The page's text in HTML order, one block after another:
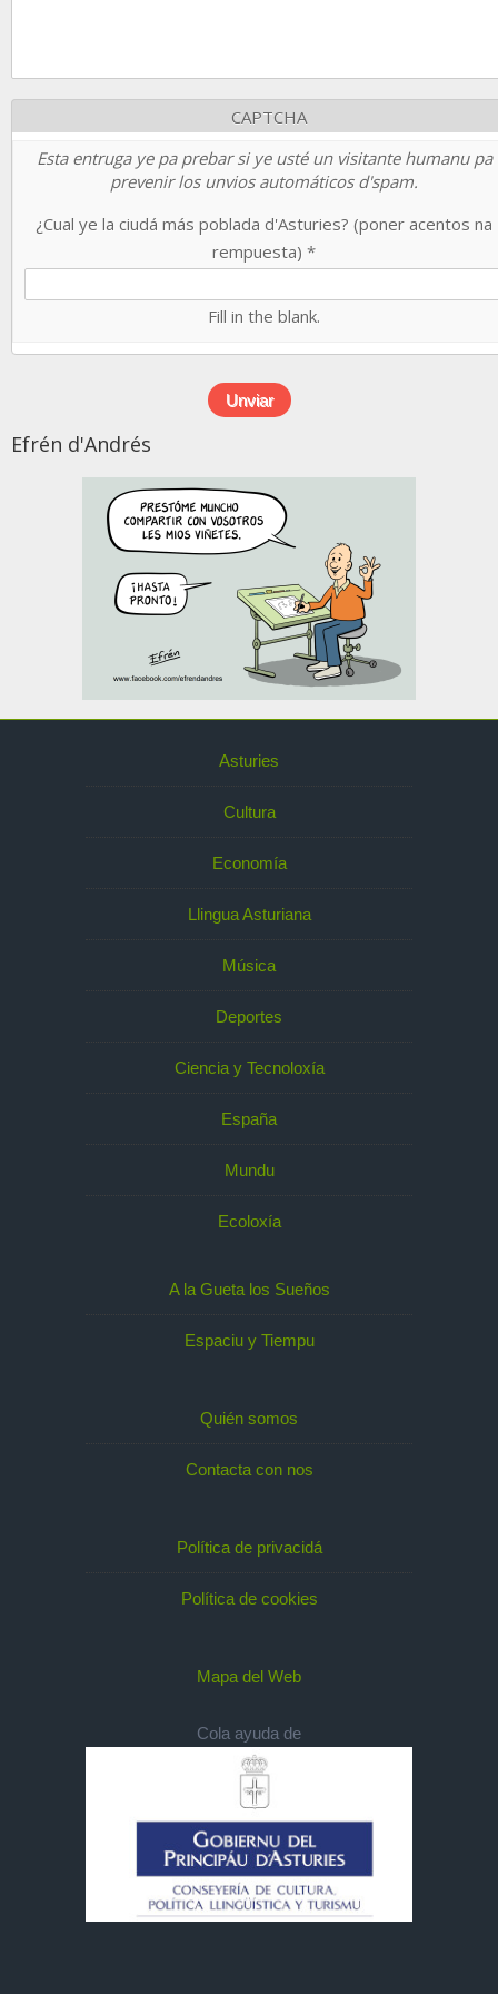
CAPTCHA
Esta entruga ye pa prebar si ye usté un visitante humanu pa
prevenir los unvios automáticos d'spam.
¿Cual ye la ciudá más poblada d'Asturies? (poner acentos na
rempuesta) *
Fill in the blank.
Efrén d'Andrés
Asturies
Cultura
Economía
Llingua Asturiana
Música
Deportes
Ciencia y Tecnoloxía
España
Mundu
Ecoloxía
A la Gueta los Sueños
Espaciu y Tiempu
Quién somos
Contacta con nos
Política de privacidá
Política de cookies
Mapa del Web
Cola ayuda de